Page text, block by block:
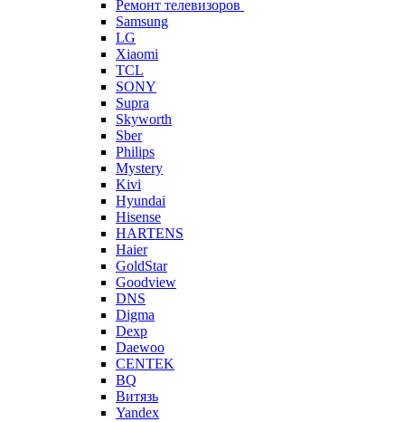
Ремонт телевизоров
Samsung
LG
Xiaomi
TCL
SONY
Supra
Skyworth
Sber
Philips
Mystery
Kivi
Hyundai
Hisense
HARTENS
Haier
GoldStar
Goodview
DNS
Digma
Dexp
Daewoo
CENTEK
BQ
Витязь
Yandex